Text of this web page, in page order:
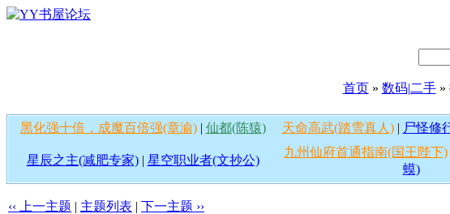
首页» 数码|二手»
黑化强十倍，成魔百倍强(章渝)| 仙都(陈猿) 天命高武(踏雪真人)| 尸怪修
星辰之主(减肥专家)| 星空职业者(文抄公)
九州仙府首通指南(国王陛下)
蟆)
‹‹ 上一主题 | 主题列表 | 下一主题 ››